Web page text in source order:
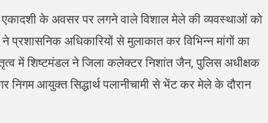
एकादशी के अवसर पर लगने वाले विशाल मेले की व्यवस्थाओं को
प्रशासनिक अधिकारियों से मुलाकात कर विभिन्न मांगों का
में शिष्टमंडल ने जिला कलेक्टर निशांत जैन, पुलिस अधीक्षक
निगम आयुक्त सिद्धार्थ पलानीचामी से भेंट कर मेले के दौरान